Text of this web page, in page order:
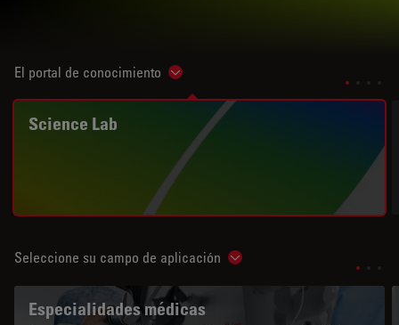
El portal de conocimiento Show subnavigation
Science Lab
Seleccione su campo de aplicación Show subnavigation
Especialidades médicas